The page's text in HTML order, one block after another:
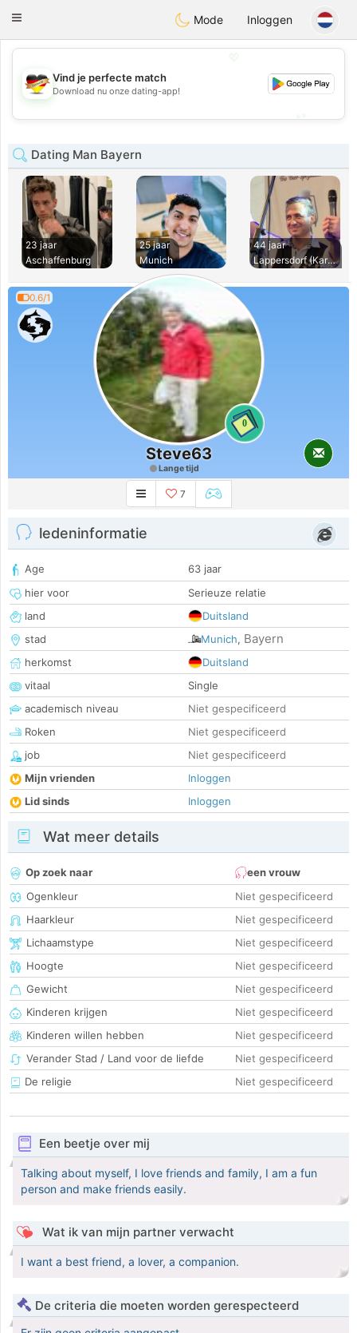
Deutsch Dating
Toggle
Mode Inloggen
💖
💕
Vind je perfecte match
Download nu onze dating-app!
Dating Man Bayern
23 jaar
Aschaffenburg
25 jaar
Munich
44 jaar
Lappersdorf (Karet
0.6/1
0
Steve63
Lange tijd
7
ledeninformatie
Age
63 jaar
hier voor
Serieuze relatie
land
Duitsland
stad
Munich, Bayern
herkomst
Duitsland
vitaal
Single
academisch niveau
Niet gespecificeerd
Roken
Niet gespecificeerd
job
Niet gespecificeerd
Mijn vrienden
Inloggen
Lid sinds
Inloggen
Wat meer details
Op zoek naar
een vrouw
Ogenkleur
Niet gespecificeerd
Haarkleur
Niet gespecificeerd
Lichaamstype
Niet gespecificeerd
Hoogte
Niet gespecificeerd
Gewicht
Niet gespecificeerd
Kinderen krijgen
Niet gespecificeerd
Kinderen willen hebben
Niet gespecificeerd
Verander Stad / Land voor de liefde
Niet gespecificeerd
De religie
Niet gespecificeerd
Een beetje over mij
Talking about myself, I love friends and family, I am a fun
person and make friends easily.
Wat ik van mijn partner verwacht
I want a best friend, a lover, a companion.
De criteria die moeten worden gerespecteerd